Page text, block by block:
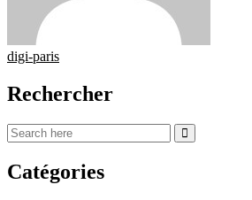
digi-paris
Rechercher
Catégories